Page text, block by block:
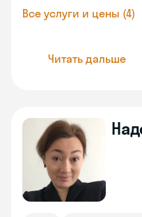
Все услуги и цены (4)
Читать дальше